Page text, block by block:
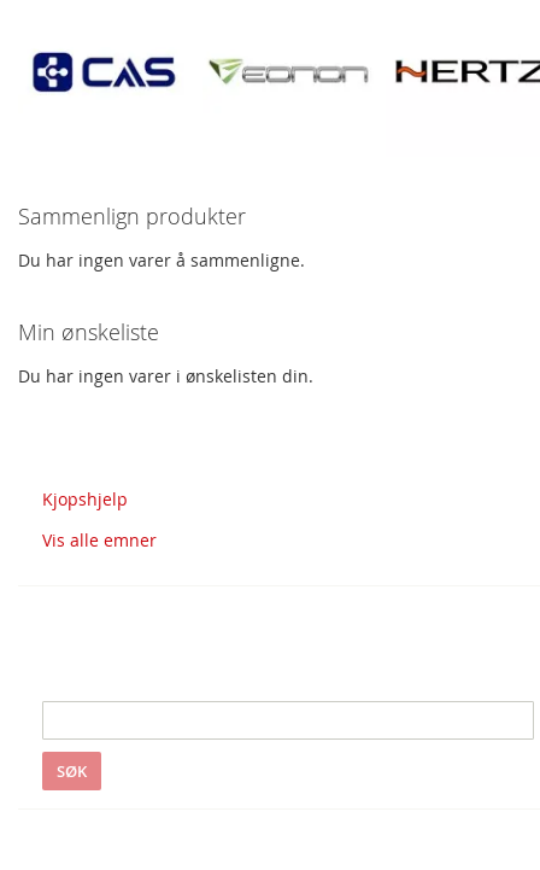
Sammenlign produkter
Du har ingen varer å sammenligne.
Min ønskeliste
Du har ingen varer i ønskelisten din.
Kjopshjelp
Vis alle emner
SØK